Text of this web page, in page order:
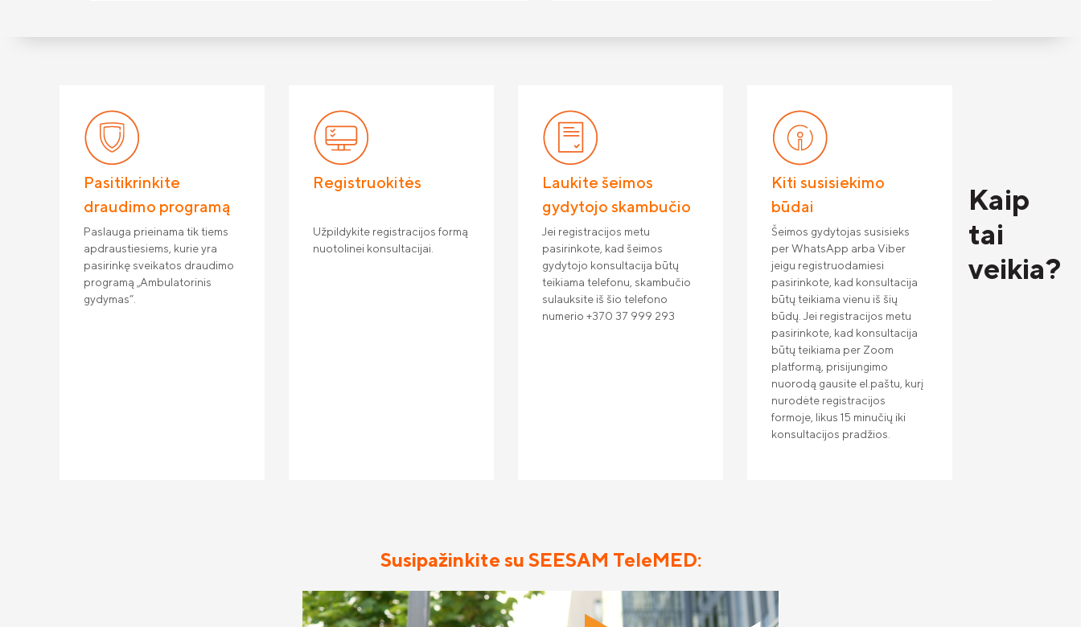
Pasitikrinkite
draudimo programą
Paslauga prieinama tik tiems
apdraustiesiems, kurie yra
pasirinkę sveikatos draudimo
programą „Ambulatorinis
gydymas“.
Registruokitės
Užpildykite registracijos formą
nuotolinei konsultacijai.
Laukite šeimos
gydytojo skambučio
Jei registracijos metu
pasirinkote, kad šeimos
gydytojo konsultacija būtų
teikiama telefonu, skambučio
sulauksite iš šio telefono
numerio +370 37 999 293
Kiti susisiekimo
būdai
Šeimos gydytojas susisieks
per WhatsApp arba Viber
jeigu registruodamiesi
pasirinkote, kad konsultacija
būtų teikiama vienu iš šių
būdų. Jei registracijos metu
pasirinkote, kad konsultacija
būtų teikiama per Zoom
platformą, prisijungimo
nuorodą gausite el.paštu, kurį
nurodėte registracijos
formoje, likus 15 minučių iki
konsultacijos pradžios.
Kaip
tai
veikia?
Susipažinkite su SEESAM TeleMED: